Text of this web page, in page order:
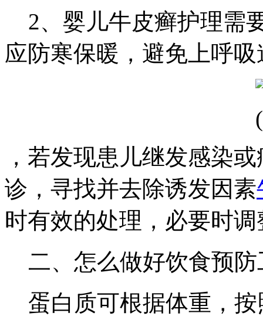
2、婴儿牛皮癣护理需
应防寒保暖，避免上呼吸
，若发现患儿继发感染
诊，寻找并去除诱发因素
时有效的处理，必要时
二、怎么做好饮食预防
蛋白质可根据体重，按